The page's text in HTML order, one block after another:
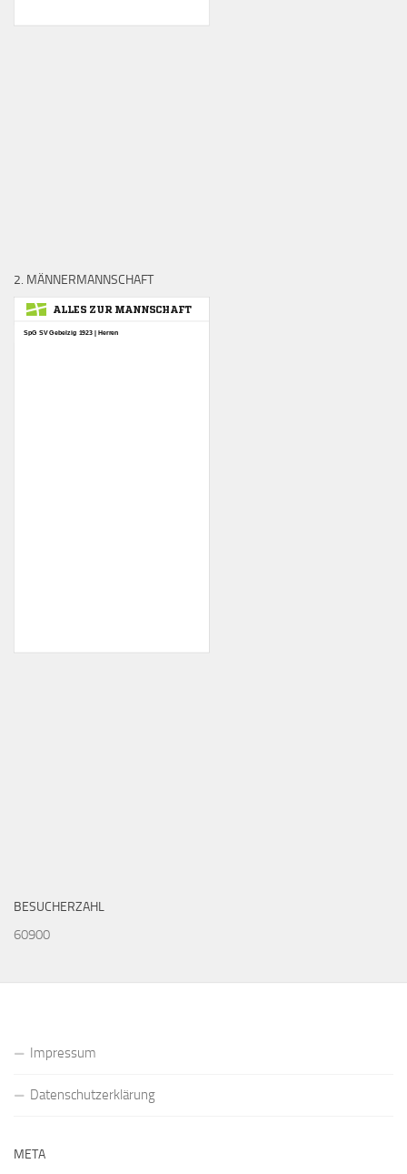
2. MÄNNERMANNSCHAFT
BESUCHERZAHL
60900
Impressum
Datenschutzerklärung
META